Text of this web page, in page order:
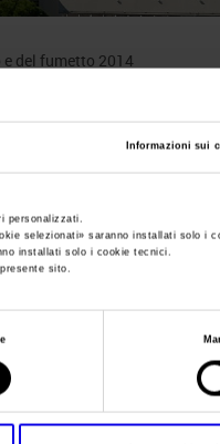
Informazioni sui
personalizzati.
selezionati» saranno installati solo i
installati solo i cookie tecnici.
sito.
del fumetto 2014
del